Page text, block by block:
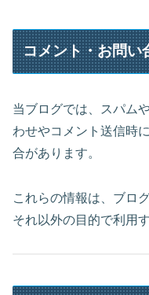
コメント・お問い
当ブログでは、スパム
わせやコメント送信時
合があります。
これらの情報は、ブロ
それ以外の目的で利用